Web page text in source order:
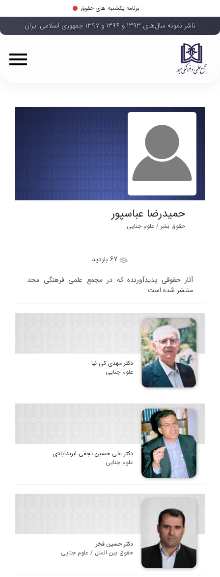
برنامه یکشنبه های حقوق
ناشر نمونه سال‌های ۱۳۹۳ و ۱۳۹۴ و ۱۳۹۷ جمهوری اسلامی ایران
حمیدرضا عباسپور
حقوق بشر / علوم جنایی
آثار حقوقی پدیدآورنده که در مجمع علمی فرهنگی مجد
منتشر شده است :
دکتر مهدی کی نیا
علوم جنایی
دکتر علی حسین نجفی ابرندآبادی
علوم جنایی
دکتر حسین فخر
حقوق بین الملل / علوم جنایی